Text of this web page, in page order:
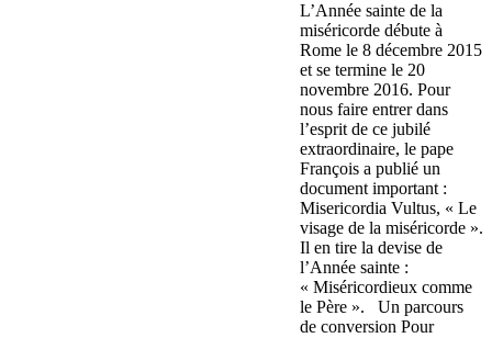
L’Année sainte de la
miséricorde débute à
Rome le 8 décembre 2015
et se termine le 20
novembre 2016. Pour
nous faire entrer dans
l’esprit de ce jubilé
extraordinaire, le pape
François a publié un
document important :
Misericordia Vultus, « Le
visage de la miséricorde ».
Il en tire la devise de
l’Année sainte :
« Miséricordieux comme
le Père ». Un parcours
de conversion Pour